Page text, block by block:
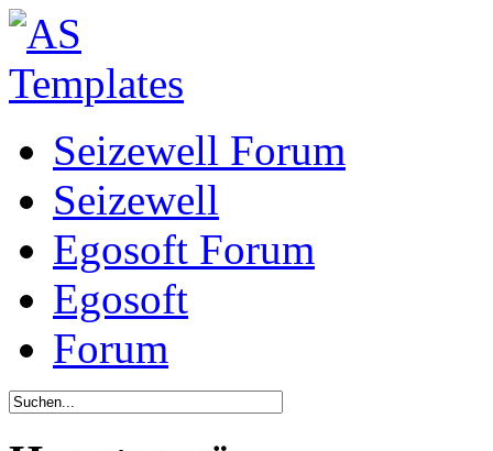
Seizewell Forum
Seizewell
Egosoft Forum
Egosoft
Forum